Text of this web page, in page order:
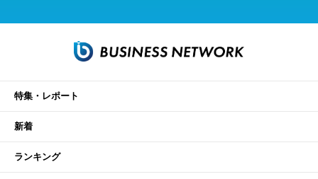
特集・レポート
新着
ランキング